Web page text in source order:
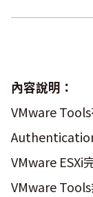
內容說明：
VMware
VMware ESXi
VMware